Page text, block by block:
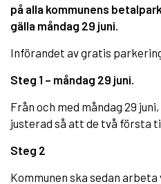
på alla kommunens
gälla måndag 29 juni.
Införandet av gratis
Steg 1 – måndag 29 juni.
Från och med måndag 29
justerad så att de två första
Steg 2
Kommunen ska sedan